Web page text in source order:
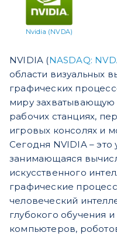
Nvidia (NVDA)
NVIDIA (NASDAQ:
области визуальных
графических
миру захватывающую
рабочих станциях,
игровых консолях и
Сегодня NVIDIA –
занимающаяся
искусственного
графические
человеческий
глубокого обучения
компьютеров,